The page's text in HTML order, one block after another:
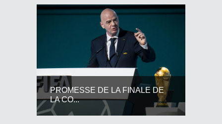
PROMESSE DE LA FINALE DE
LA CO...